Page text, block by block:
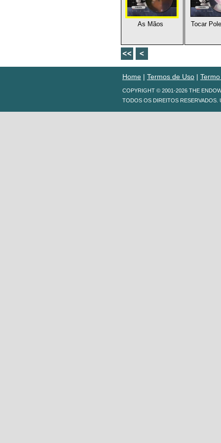
As Mãos Tocar
Home | Termos de Uso |
COPYRIGHT © 2001-2026 THE
TODOS OS DIREITOS